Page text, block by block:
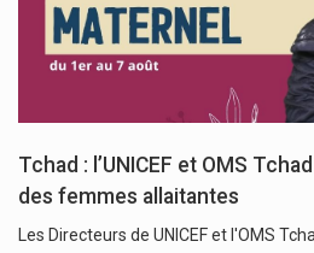
Tchad : l’UNICEF et OMS
des femmes allaitantes
Les Directeurs de UNICEF et l'OMS